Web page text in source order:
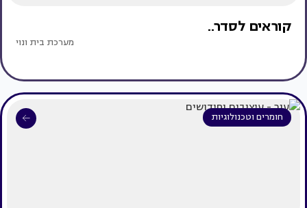
קוראים לסדר..
מערכת בית ונוי
חומרים וטכנולוגיות